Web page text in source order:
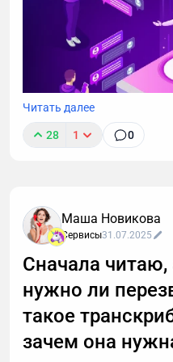
Читать далее
28 1 0
Маша Новикова
Сервисы31.07.2025
Сначала
нужно ли
такое
зачем она